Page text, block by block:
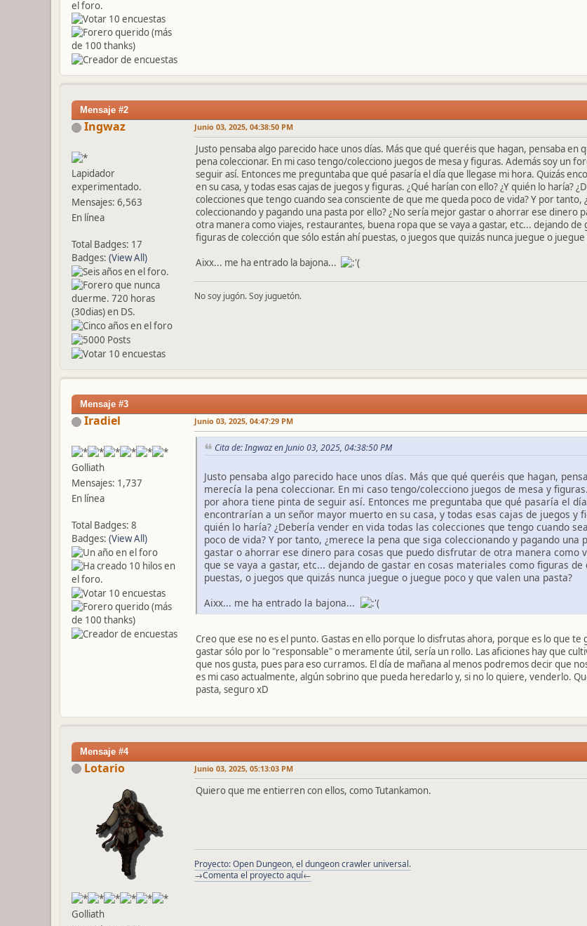
Mensaje #2
Ingwaz
Lapidador
experimentado.
Mensajes: 6,563
En línea
Total Badges: 17
Badges: (View All)
Junio 03, 2025, 04:38:50 PM
Justo pensaba algo parecido hace unos días. Más que qué queréis que hagan, pensaba en
pena coleccionar. En mi caso tengo/colecciono juegos de mesa y figuras. Además soy un
seguir así. Entonces me preguntaba que qué pasaría el día que llegase mi hora. Quizás
en su casa, y todas esas cajas de juegos y figuras. ¿Qué harían con ello? ¿Y quién lo haría?
colecciones que tengo cuando sea consciente de que me queda poco de vida? Y por tanto,
coleccionando y pagando una pasta por ello? ¿No sería mejor gastar o ahorrar ese dinero
otra manera como viajes, restaurantes, buena ropa que se vaya a gastar, etc... dejando de
figuras de colección que sólo están ahí puestas, o juegos que quizás nunca juegue o
Aixx... me ha entrado la bajona...
No soy jugón. Soy juguetón.
Mensaje #3
Iradiel
Golliath
Mensajes: 1,737
En línea
Total Badges: 8
Badges: (View All)
Junio 03, 2025, 04:47:29 PM
Cita de: Ingwaz en Junio 03, 2025, 04:38:50 PM
Justo pensaba algo parecido hace unos días. Más que qué queréis que hagan,
merecía la pena coleccionar. En mi caso tengo/colecciono juegos de mesa y
por ahora tiene pinta de seguir así. Entonces me preguntaba que qué pasaría el
encontrarían a un señor mayor muerto en su casa, y todas esas cajas de juegos y
quién lo haría? ¿Debería vender en vida todas las colecciones que tengo cuando
poco de vida? Y por tanto, ¿merece la pena que siga coleccionando y pagando una
gastar o ahorrar ese dinero para cosas que puedo disfrutar de otra manera como
que se vaya a gastar, etc... dejando de gastar en cosas materiales como figuras
puestas, o juegos que quizás nunca juegue o juegue poco y que valen una pasta?
Aixx... me ha entrado la bajona...
Creo que ese no es el punto. Gastas en ello porque lo disfrutas ahora, porque es lo que te
gastar sólo por lo "responsable" o meramente útil, sería un rollo. Las aficiones hay que
que nos gusta, pues para eso curramos. El día de mañana al menos podremos decir que
es mi caso actualmente, algún sobrino que pueda heredarlo y, si no lo quiere, venderlo.
pasta, seguro xD
Mensaje #4
Lotario
Golliath
Junio 03, 2025, 05:13:03 PM
Quiero que me entierren con ellos, como Tutankamon.
Proyecto: Open Dungeon, el dungeon crawler universal.
→Comenta el proyecto aquí←